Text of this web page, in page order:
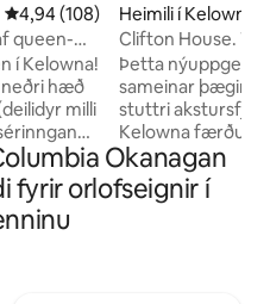
4,94 af 5 í meðaleinkunn, 108
4,94 (108)
queen-
í Kelowna!
neðri hæð
milli
kaffivél),
útsýni.
mínútna
stutt
Heimili í Kelowna
Clifton House.
pottur, gufubað.
Þetta
sameinar
stuttri
Kelowna færðu
staðbundnum
veitingastöðum
stöðum um leið
Okanagan
orlofseignir í